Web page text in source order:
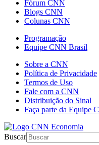
Fórum CNN
Blogs CNN
Colunas CNN
Programação
Equipe CNN Brasil
Sobre a CNN
Política de Privacidade
Termos de Uso
Fale com a CNN
Distribuição do Sinal
Faça parte da Equipe
Buscar